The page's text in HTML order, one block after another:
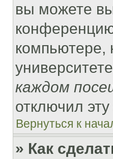
вы можете
компьютере,
каждом
отключил
Вернуться к
» Как